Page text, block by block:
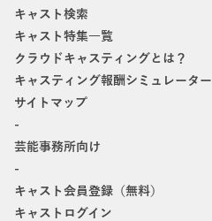
キャスト検索
キャスト特集一覧
クラウドキャスティングとは？
キャスティング報酬シミュレーター
サイトマップ
-
芸能事務所向け
-
キャスト会員登録（無料）
キャストログイン